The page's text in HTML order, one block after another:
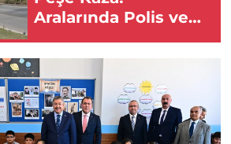
Aralarında Polis ve
Bulunduğu Çok
Sayıda Yaralı Var!